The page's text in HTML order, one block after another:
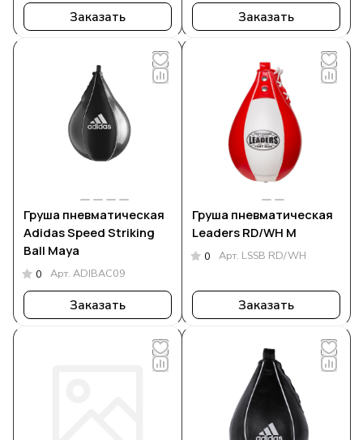
Заказать Заказать
Груша пневматическая
Adidas Speed Striking
Ball Maya
0 Арт. ADIBAC09
Заказать
Груша пневматическая
Leaders RD/WH М
0 Арт. LSSB RD/WH
Заказать